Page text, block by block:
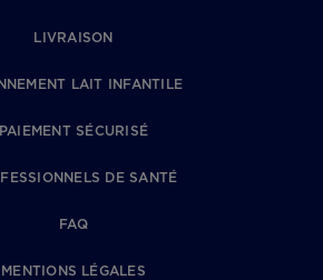
LIVRAISON
LAIT INFANTILE
PAIEMENT SÉCURISÉ
DE SANTÉ
FAQ
MENTIONS LÉGALES